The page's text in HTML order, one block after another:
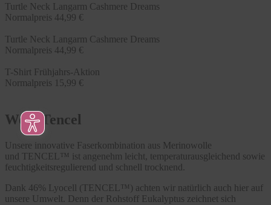
Turtle Neck Langarm Cashmere Dreams
Normalpreis 44,99 €
Turtle Neck Langarm Cashmere Dreams
Normalpreis 44,99 €
T-Shirt Frühjahrs-Aktion
Normalpreis 15,99 €
Wool Tencel
Unsere innovative Faserkombination aus Merinowolle
und TENCEL™ ist angenehm leicht, temperaturausgleichend sowie
feuchtigkeitsregulierend und schnell trocknend.
Dank 46% Lyocell (TENCEL™) achten wir natürlich auch hier auf
unsere Umwelt. Denn der Rohstoff Eukalyptus zeichnet sich